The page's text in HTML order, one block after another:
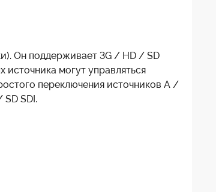
Он поддерживает 3G / HD / SD
могут управляться
переключения источников A /
SDI.